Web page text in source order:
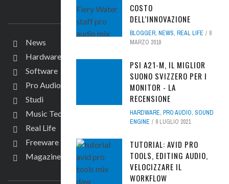
COSTO
DELL’INNOVAZIONE
BLOGGER, NEWS, REAL LIFE
8
MARZO 2019
PSI A21-M, IL MIGLIOR
SUONO SVIZZERO PER I
MONITOR - LA
RECENSIONE
HARDWARE, PRO AUDIO, SOUND
ENGINE
9 LUGLIO 2021
TUTORIAL: AVID PRO
TOOLS, EDITING AUDIO,
VELOCIZZARE IL
WORKFLOW
IL SITO
News
Hardware
Software
Pro Audio
Studi
Music Tech
Real Life
Freeware
Magazine
SEGUICI